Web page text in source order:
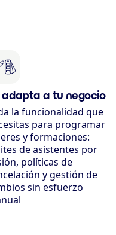
adapta a tu negocio
la funcionalidad que
para programar
y formaciones:
de asistentes por
políticas de
y gestión de
sin esfuerzo